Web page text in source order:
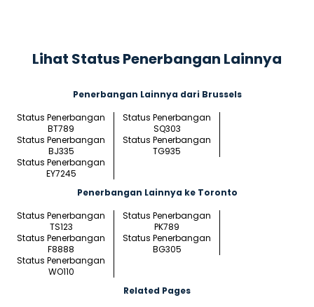
Lihat Status Penerbangan Lainnya
Penerbangan Lainnya dari Brussels
Status Penerbangan
BT789
Status Penerbangan
SQ303
Status Penerbangan
BJ335
Status Penerbangan
TG935
Status Penerbangan
EY7245
Penerbangan Lainnya ke Toronto
Status Penerbangan
TS123
Status Penerbangan
PK789
Status Penerbangan
F8888
Status Penerbangan
BG305
Status Penerbangan
WO110
Related Pages